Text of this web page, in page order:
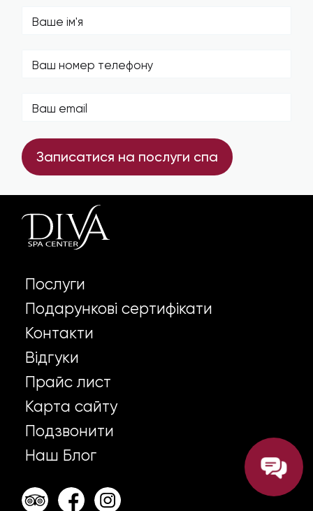
Записатися на послуги спа
Послуги
Подарункові сертифікати
Контакти
Відгуки
Прайс лист
Карта сайту
Подзвонити
Наш Блог